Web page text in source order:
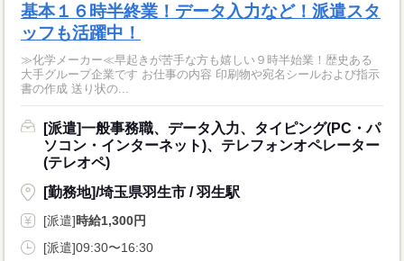
基本１６時半終業！データ入力など！派遣スタ
ッフも活躍中！
≫化学メーカー≪早起きが苦手な方も嬉しい９時半始業！歴史ある
大手グループ企業です お仕事の内容 印刷物や宛名シールおよび指示
書の作成 送り状の...
[派遣]一般事務職、データ入力、タイピング(PC・パ
ソコン・インターネット)、テレフォンオペレーター
(テレオペ)
[勤務地]/埼玉県羽生市 / 羽生駅
[派遣]時給1,300円
[派遣]09:30〜16:30